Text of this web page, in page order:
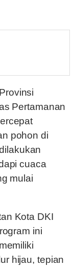
Pertamanan
pohon di
cuaca
mulai
Kota DKI
ini
hijau, tepian